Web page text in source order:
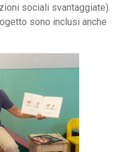
sociali svantaggiate).
sono inclusi anche